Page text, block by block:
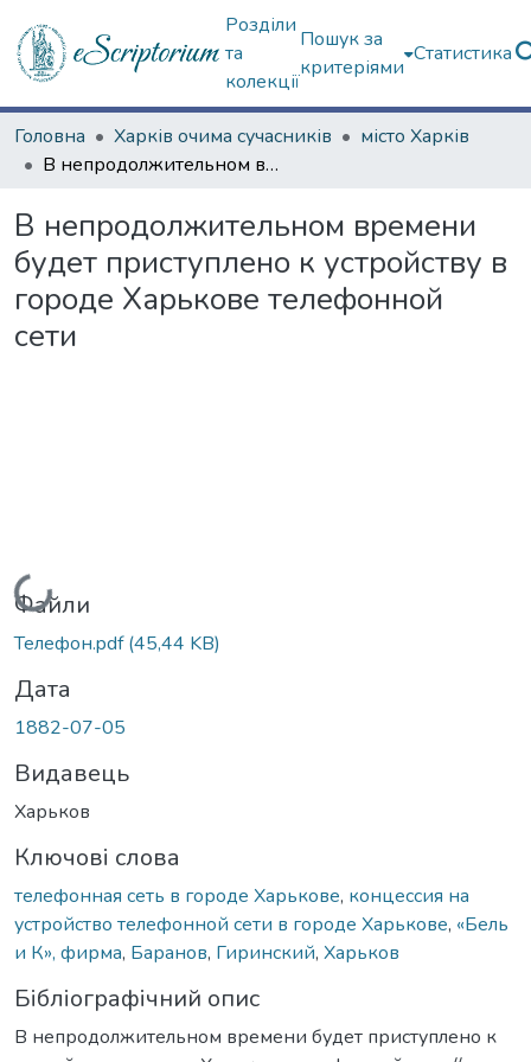
Розділи
та
колекції
Пошук за
критеріями
Статистика
Головна Харків очима сучасників
місто Харків
В непродолжительном времени будет приступлено к устройству в городе Харькове телефонной сети
В непродолжительном времени
будет приступлено к устройству в
городе Харькове телефонной
сети
Вантажиться...
Файли
Телефон.pdf(45,44 KB)
Дата
1882-07-05
Видавець
Харьков
Ключові слова
телефонная сеть в городе Харькове, концессия на
устройство телефонной сети в городе Харькове, «Бель
и К», фирма, Баранов, Гиринский, Харьков
Бібліографічний опис
В непродолжительном времени будет приступлено к